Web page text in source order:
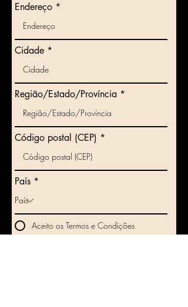
Endereço
Cidade
Região/Estado/Província
Código postal (CEP)
País
Aceito os Termos e Condições